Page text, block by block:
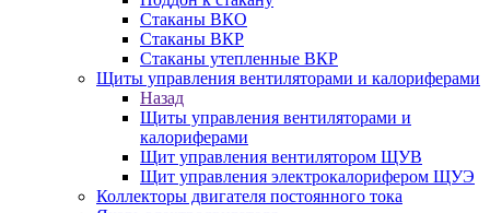
Стаканы ВКО
Стаканы ВКР
Стаканы утепленные ВКР
Щиты управления вентиляторами и калориферами
Назад
Щиты управления вентиляторами и
калориферами
Щит управления вентилятором ЩУВ
Щит управления электрокалорифером ЩУЭ
Коллекторы двигателя постоянного тока